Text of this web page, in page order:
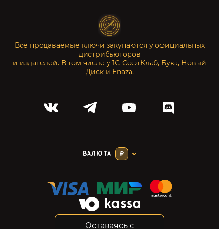
Все продаваемые ключи закупаются у официальных
дистрибьюторов
и издателей. В том числе у 1С-СофтКлаб, Бука, Новый
Диск и Enaza.
ВАЛЮТА ₽
Оставаясь с